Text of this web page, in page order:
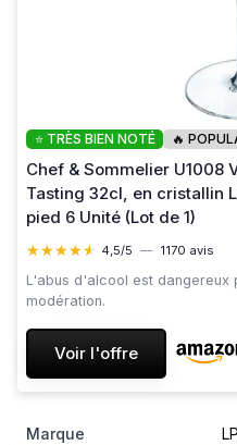
⭐ TRÈS BIEN NOTÉ 🔥
Chef & Sommelier U1008
Tasting 32cl, en cristallin
pied 6 Unité (Lot de 1)
★★★★★
★★★★★ 4,5/5 — 1170 avis
L'abus d'alcool est dangereux
modération.
Voir l'offre
Marque